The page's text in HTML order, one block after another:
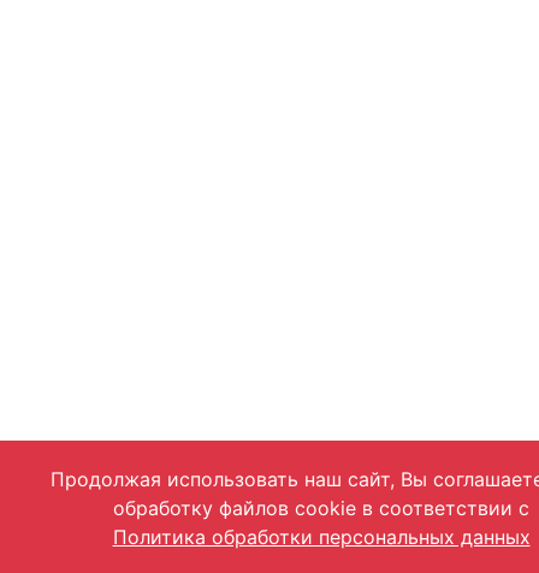
Продолжая использовать наш сайт, Вы
обработку файлов cookie в соответствии с
Политика обработки персональных данных